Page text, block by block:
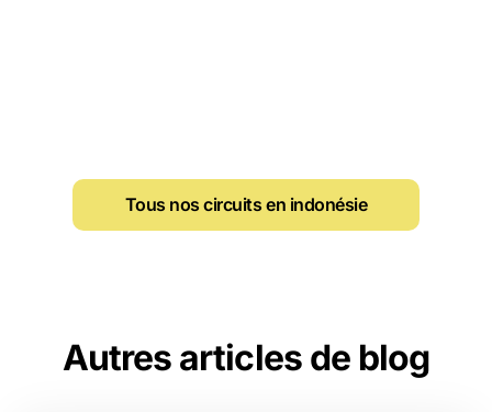
Tous nos circuits en indonésie
Autres articles de blog